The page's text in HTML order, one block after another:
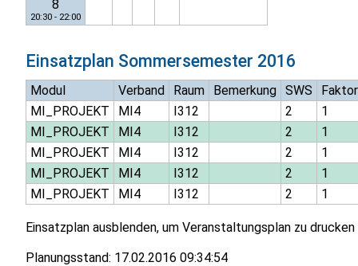
8
20:30 - 22:00
Einsatzplan Sommersemester 2016
Modul Verband Raum Bemerkung SWS
Faktor
MI_PROJEKT
MI4 I312 2
1
MI_PROJEKT
MI4 I312 2
1
MI_PROJEKT
MI4 I312 2
1
MI_PROJEKT
MI4 I312 2
1
MI_PROJEKT
MI4 I312 2 1
Einsatzplan ausblenden, um Veranstaltungsplan zu drucken
Planungsstand: 17.02.2016 09:34:54